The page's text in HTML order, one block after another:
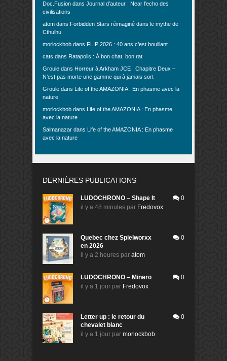
Doc.Fusion dans Journal d’auteur : Near l’echo des
civilisations
atom dans Forbidden Stars réimaginé dans le mythe de
Cthulhu
morlockbob dans FLIP 2026 : 40 ans c’est bouillant
cats dans Ratapolis : À bon chat, bon rat
Groule dans Horreur à Arkham JCE : Chapitre Deux –
N’est pas morte une gamme qui à jamais sort
Groule dans
Life of the AMAZONIA : En phasme avec la
nature
morlockbob dans
Life of the AMAZONIA : En phasme
avec la nature
Salmanazar dans
Life of the AMAZONIA : En phasme
avec la nature
DERNIÈRES PUBLICATIONS
LUDOCHRONO – Shape It
il y a 48 minutes par Fredovox
0
Quebec chez Spielworxx
en 2026
il y a 2 heures par atom
0
LUDOCHRONO – Minero
il y a 1 jour par Fredovox
0
Letter up : le retour du
chevalet blanc
il y a 1 jour par morlockbob
0